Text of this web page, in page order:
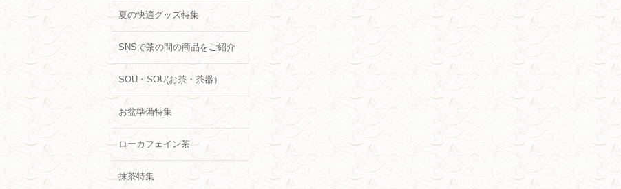
夏の快適グッズ特集
SNSで茶の間の商品をご紹介
SOU・SOU(お茶・茶器）
お盆準備特集
ローカフェイン茶
抹茶特集